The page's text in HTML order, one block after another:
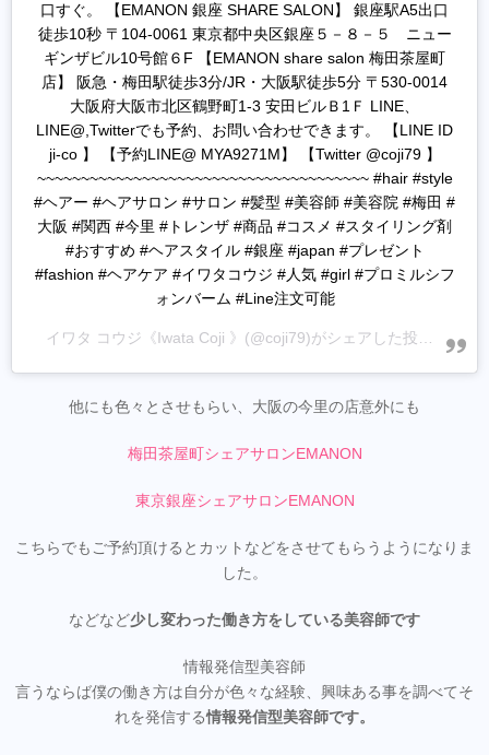
口すぐ。 【EMANON 銀座 SHARE SALON】 銀座駅A5出口
徒歩10秒 〒104-0061 東京都中央区銀座５－８－５ ニュー
ギンザビル10号館６F 【EMANON share salon 梅田茶屋町
店】 阪急・梅田駅徒歩3分/JR・大阪駅徒歩5分 〒530-0014
大阪府大阪市北区鶴野町1-3 安田ビルＢ1Ｆ LINE、
LINE@,Twitterでも予約、お問い合わせできます。 【LINE ID
ji-co 】 【予約LINE@ MYA9271M】 【Twitter @coji79 】
~~~~~~~~~~~~~~~~~~~~~~~~~~~~~~~~~~~~~~ #hair #style
#ヘアー #ヘアサロン #サロン #髪型 #美容師 #美容院 #梅田 #
大阪 #関西 #今里 #トレンザ #商品 #コスメ #スタイリング剤
#おすすめ #ヘアスタイル #銀座 #japan #プレゼント
#fashion #ヘアケア #イワタコウジ #人気 #girl #プロミルシフ
ォンバーム #Line注文可能
イワタ コウジ《Iwata Coji 》 (@coji79)がシェアした投稿 - 2020
他にも色々とさせもらい、大阪の今里の店意外にも
梅田茶屋町シェアサロンEMANON
東京銀座シェアサロンEMANON
こちらでもご予約頂けるとカットなどをさせてもらうようになりま
した。
などなど少し変わった働き方をしている美容師です
情報発信型美容師
言うならば僕の働き方は自分が色々な経験、興味ある事を調べてそ
れを発信する情報発信型美容師です。